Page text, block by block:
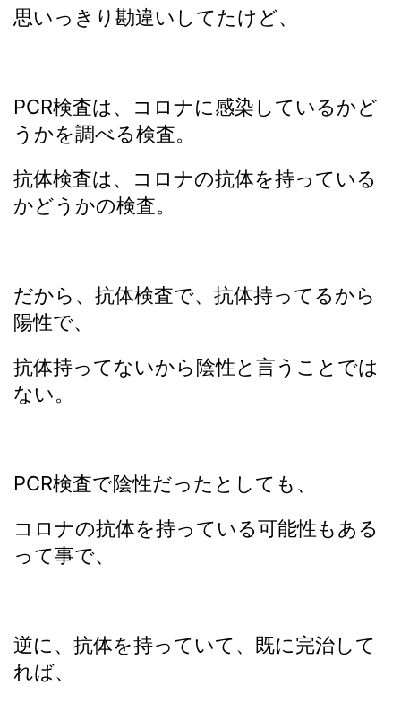
思いっきり勘違いしてたけど、
PCR検査は、コロナに感染しているかど
うかを調べる検査。
抗体検査は、コロナの抗体を持っている
かどうかの検査。
だから、抗体検査で、抗体持ってるから
陽性で、
抗体持ってないから陰性と言うことでは
ない。
PCR検査で陰性だったとしても、
コロナの抗体を持っている可能性もある
って事で、
逆に、抗体を持っていて、既に完治して
れば、